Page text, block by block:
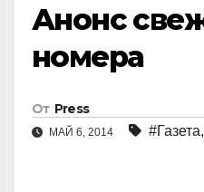
Анонс
номера
От Press
МАЙ 6, 2014 #Газета,